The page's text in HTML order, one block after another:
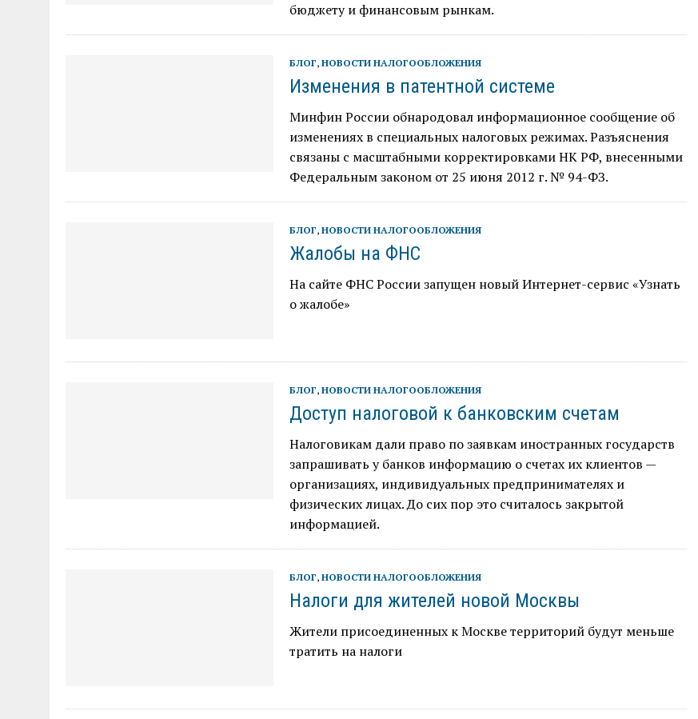
бюджету и финансовым рынкам.
БЛОГ, НОВОСТИ НАЛОГООБЛОЖЕНИЯ
Изменения в патентной системе
Минфин России обнародовал информационное сообщение об
изменениях в специальных налоговых режимах. Разъяснения
связаны с масштабными корректировками НК РФ, внесенными
Федеральным законом от 25 июня 2012 г. № 94-ФЗ.
БЛОГ, НОВОСТИ НАЛОГООБЛОЖЕНИЯ
Жалобы на ФНС
На сайте ФНС России запущен новый Интернет-сервис «Узнать
о жалобе»
БЛОГ, НОВОСТИ НАЛОГООБЛОЖЕНИЯ
Доступ налоговой к банковским счетам
Налоговикам дали право по заявкам иностранных государств
запрашивать у банков информацию о счетах их клиентов —
организациях, индивидуальных предпринимателях и
физических лицах. До сих пор это считалось закрытой
информацией.
БЛОГ, НОВОСТИ НАЛОГООБЛОЖЕНИЯ
Налоги для жителей новой Москвы
Жители присоединенных к Москве территорий будут меньше
тратить на налоги